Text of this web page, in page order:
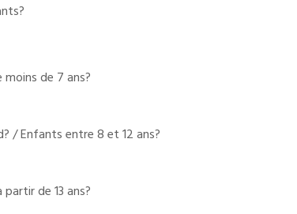
de 7 ans?
/ Enfants entre 8 et 12 ans?
de 13 ans?